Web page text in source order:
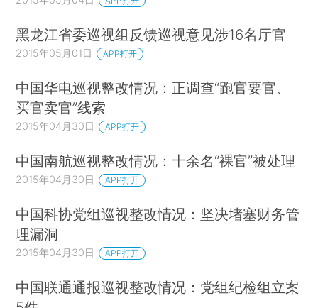
黑龙江省委巡视组反馈巡视意见涉16名厅官
2015年05月01日 APP打开
中国华电巡视整改情况：正调查“跑官要官、
买官卖官”线索
2015年04月30日 APP打开
中国南航巡视整改情况：十余名“裸官”被处理
2015年04月30日 APP打开
中国科协党组巡视整改情况：坚决堵塞财务管
理漏洞
2015年04月30日 APP打开
中国联通通报巡视整改情况：党组纪检组立案